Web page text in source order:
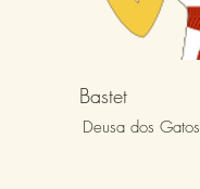
Bastet
Deusa dos Gatos